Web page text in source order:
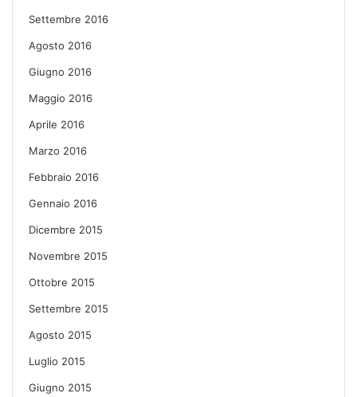
Settembre 2016
Agosto 2016
Giugno 2016
Maggio 2016
Aprile 2016
Marzo 2016
Febbraio 2016
Gennaio 2016
Dicembre 2015
Novembre 2015
Ottobre 2015
Settembre 2015
Agosto 2015
Luglio 2015
Giugno 2015